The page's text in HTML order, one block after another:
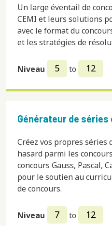
Un large éventail de
CEMI et leurs solutions
avec le format du
et les stratégies de
Niveau 5 to 12
Générateur de séries
Créez vos propres séries
hasard parmi les
concours Gauss, Pascal,
pour le soutien au
de concours.
Niveau 7 to 12